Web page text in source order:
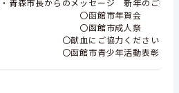
〇函館市年賀会
〇函館市成人祭
〇献血にご協力ください
〇函館市青少年活動表彰